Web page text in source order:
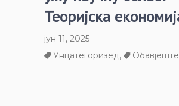
Теоријска
јун 11, 2025
Унцатегоризед,